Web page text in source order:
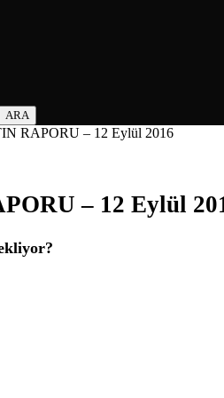
RAPORU – 12 Eylül 2016
– 12 Eylül